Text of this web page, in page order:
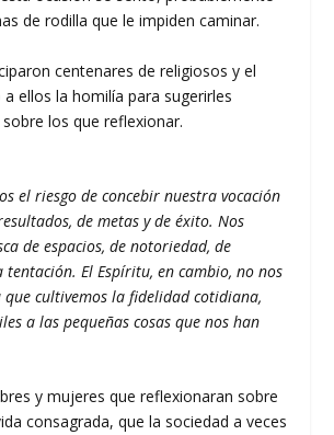
de rodilla que le impiden caminar.
centenares de religiosos y el
a ellos la homilía para sugerirles
los que reflexionar.
el riesgo de concebir nuestra vocación
de metas y de éxito. Nos
de espacios, de notoriedad, de
tentación. El Espíritu, en cambio, no nos
que cultivemos la fidelidad cotidiana,
a las pequeñas cosas que nos han
y mujeres que reflexionaran sobre
consagrada, que la sociedad a veces